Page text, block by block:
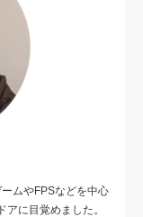
ムやFPSなどを中心
に目覚めました。